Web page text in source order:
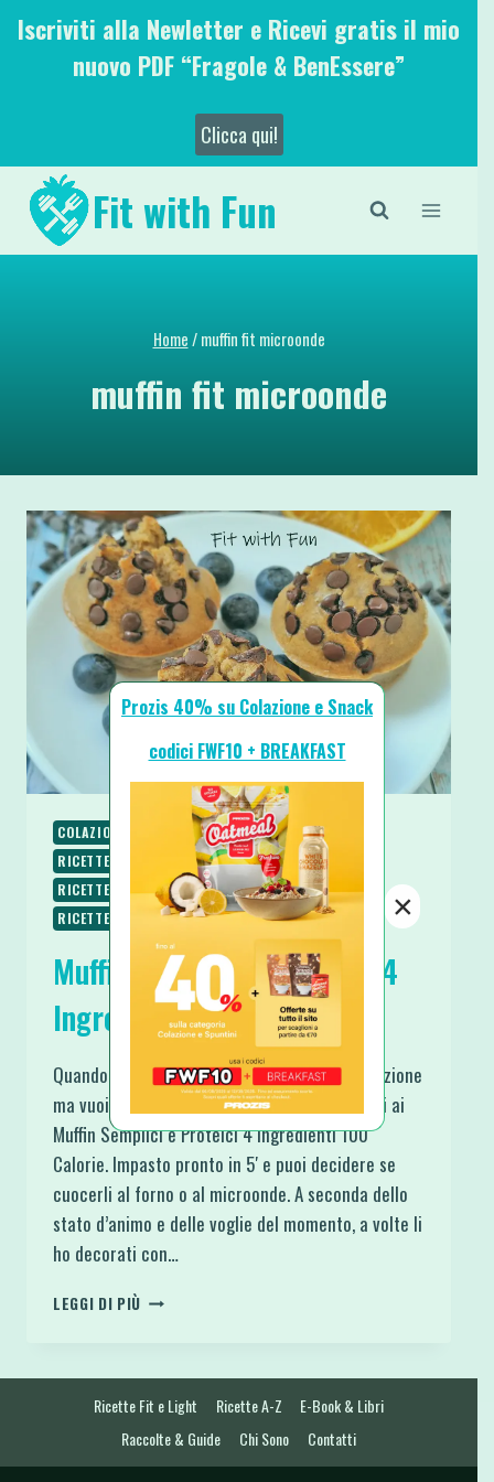
SaltaIscriviti alla Newletter e Ricevi gratis il mio
nuovo PDF “Fragole & BenEssere”
Clicca qui!
Fit with Fun
Home/ muffin fit microonde
muffin fit microonde
COLAZIONE
RICETTE AL MICROONDE
RICETTE DOLCI
RICETTE PROTEICHE
RICETTE SENZA BURRO
RICETTE SENZA LATTOSIO
RICETTE SENZA ZUCCHERO
SPUNTINI E SNACKS
Muffin Semplici e Proteici 4
Ingredienti 100 Calorie
Quando hai poco tempo per preparare la colazione
ma vuoi qualcosa di bilanciato ecco che pensi ai
Muffin Semplici e Proteici 4 Ingredienti 100
Calorie. Impasto pronto in 5′ e puoi decidere se
cuocerli al forno o al microonde. A seconda dello
stato d’animo e delle voglie del momento, a volte li
ho decorati con…
LEGGI DI PIÙ MUFFIN
INGREDIENTI
100
Ricette Fit e Light Ricette A-Z
E-Book & Libri
Raccolte & Guide
Chi Sono Contatti
Prozis 40% su Colazione e Snack
codici FWF10 + BREAKFAST
×